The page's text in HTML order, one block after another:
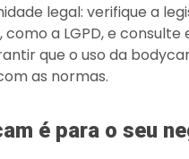
legal: verifique a
como a LGPD, e consulte
que o uso da
as normas.
é para o seu